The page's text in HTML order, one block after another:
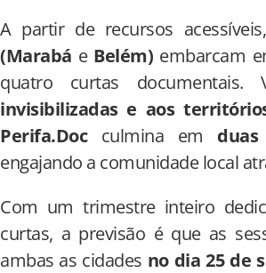
A partir de recursos acessíveis,
(Marabá eBelém) embarcam
quatro curtas documentais.
invisibilizadas e aos
Perifa.Docculmina em
engajando a comunidade local
Com um trimestre inteiro
curtas, a previsão é que as
ambas as cidades no dia 25 de